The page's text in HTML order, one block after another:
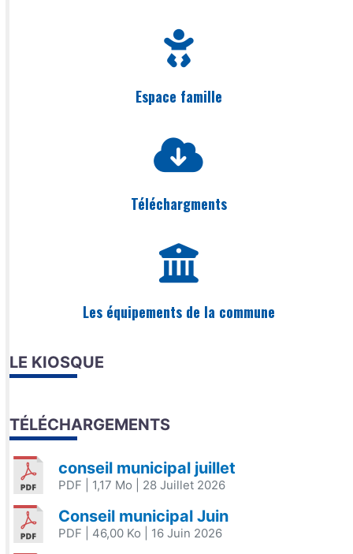
Espace famille
Téléchargments
Les équipements de la commune
LE KIOSQUE
TÉLÉCHARGEMENTS
conseil municipal juillet
PDF | 1,17 Mo | 28 Juillet 2026
Conseil municipal Juin
PDF | 46,00 Ko | 16 Juin 2026